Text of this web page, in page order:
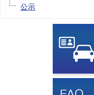
公示